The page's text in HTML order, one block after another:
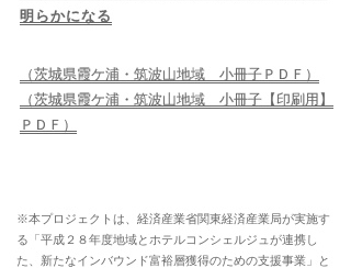
明らかになる
（茨城県霞ケ浦・筑波山地域 小冊子ＰＤＦ）
（茨城県霞ケ浦・筑波山地域 小冊子【印刷用】
ＰＤＦ）
※本プロジェクトは、経済産業省関東経済産業局が実施す
る「平成２８年度地域とホテルコンシェルジュが連携し
た、新たなインバウンド富裕層獲得のための支援事業」と